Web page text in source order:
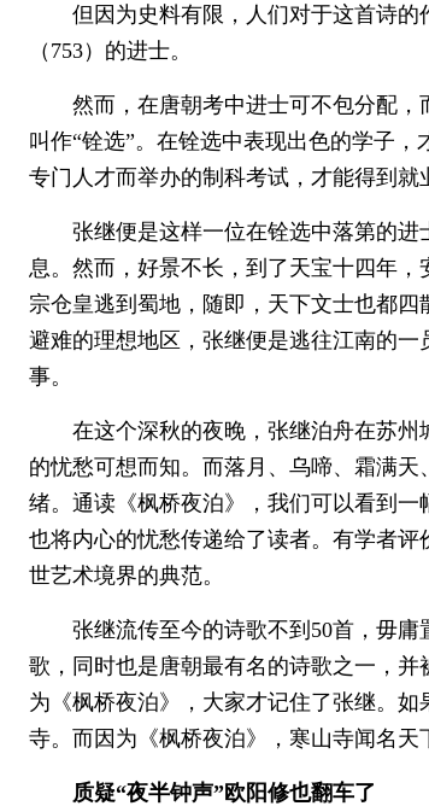
但因为史料有限，人们对于这首诗
（753）的进士。
然而，在唐朝考中进士可不包分配
叫作“铨选”。在铨选中表现出色的学子
专门人才而举办的制科考试，才能得到就
张继便是这样一位在铨选中落第的
息。然而，好景不长，到了天宝十四年
宗仓皇逃到蜀地，随即，天下文士也都
避难的理想地区，张继便是逃往江南的
事。
在这个深秋的夜晚，张继泊舟在苏
的忧愁可想而知。而落月、乌啼、霜满
绪。通读《枫桥夜泊》，我们可以看到
也将内心的忧愁传递给了读者。有学者
世艺术境界的典范。
张继流传至今的诗歌不到50首，毋
歌，同时也是唐朝最有名的诗歌之一，
为《枫桥夜泊》，大家才记住了张继。
寺。而因为《枫桥夜泊》，寒山寺闻名天
质疑“夜半钟声”欧阳修也翻车了